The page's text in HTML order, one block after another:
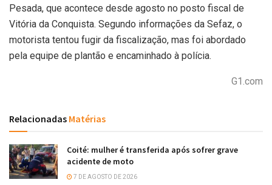
Pesada, que acontece desde agosto no posto fiscal de
Vitória da Conquista. Segundo informações da Sefaz, o
motorista tentou fugir da fiscalização, mas foi abordado
pela equipe de plantão e encaminhado à polícia.
G1.com
Relacionadas Matérias
Coité: mulher é transferida após sofrer grave
acidente de moto
7 DE AGOSTO DE 2026